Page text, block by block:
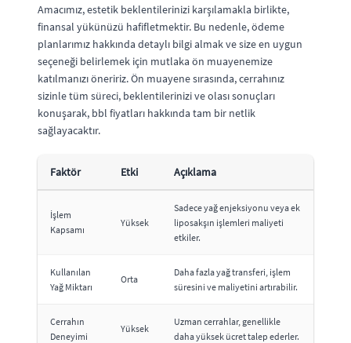
Amacımız, estetik beklentilerinizi karşılamakla birlikte,
finansal yükünüzü hafifletmektir. Bu nedenle, ödeme
planlarımız hakkında detaylı bilgi almak ve size en uygun
seçeneği belirlemek için mutlaka ön muayenemize
katılmanızı öneririz. Ön muayene sırasında, cerrahınız
sizinle tüm süreci, beklentilerinizi ve olası sonuçları
konuşarak, bbl fiyatları hakkında tam bir netlik
sağlayacaktır.
Faktör Etki Açıklama
İşlem
Kapsamı
Yüksek
Sadece yağ enjeksiyonu veya ek
liposakşın işlemleri maliyeti
etkiler.
Kullanılan
Yağ Miktarı
Orta
Daha fazla yağ transferi, işlem
süresini ve maliyetini artırabilir.
Cerrahın
Deneyimi
Yüksek
Uzman cerrahlar, genellikle
daha yüksek ücret talep ederler.